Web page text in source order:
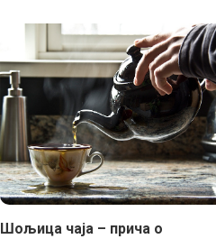
Шољица чаја – прича о